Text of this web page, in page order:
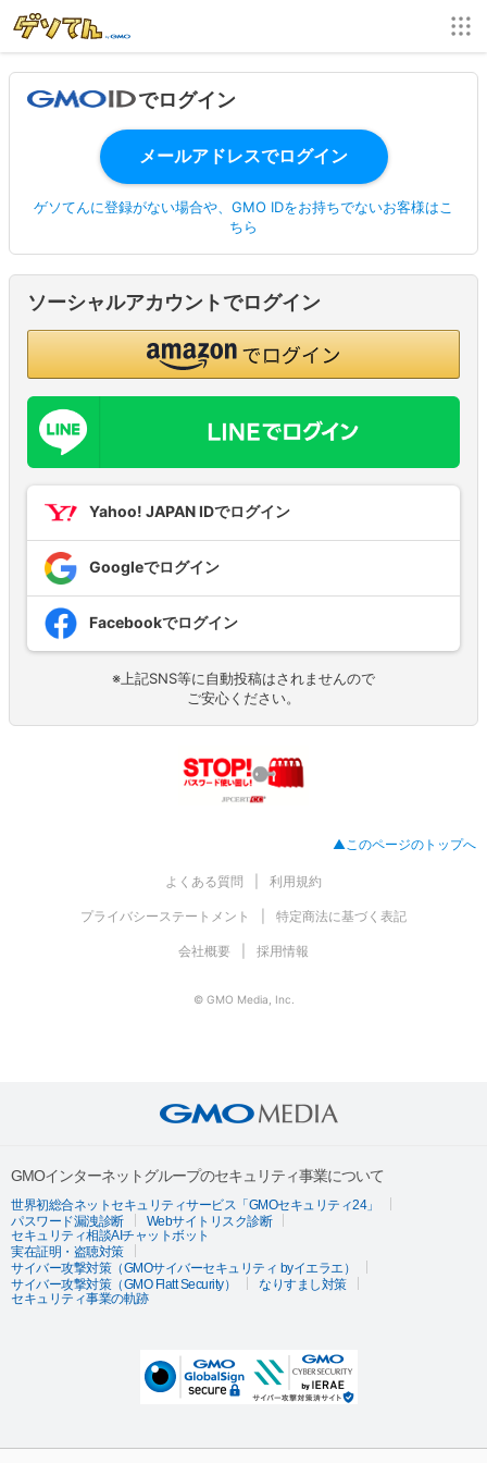
でログイン
ゲソてんに登録がない場合や、GMO IDをお持ちでないお客様はこ
ちら
ソーシャルアカウントでログイン
Yahoo! JAPAN IDでログイン
Googleでログイン
Facebookでログイン
※上記SNS等に自動投稿はされませんので
ご安心ください。
▲このページのトップへ
よくある質問 利用規約
プライバシーステートメント 特定商法に基づく表記
会社概要 採用情報
© GMO Media, Inc.
GMOインターネットグループのセキュリティ事業について
世界初総合ネットセキュリティサービス「GMOセキュリティ24」
パスワード漏洩診断
Webサイトリスク診断
セキュリティ相談AIチャットボット
実在証明・盗聴対策
サイバー攻撃対策（GMOサイバーセキュリティ byイエラエ）
サイバー攻撃対策（GMO Flatt Security）
なりすまし対策
セキュリティ事業の軌跡